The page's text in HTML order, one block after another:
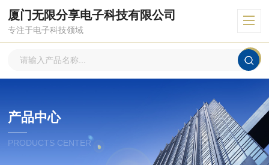
厦门无限分享电子科技有限公司
专注于电子科技领域
产品中心
PRODUCTS CENTER